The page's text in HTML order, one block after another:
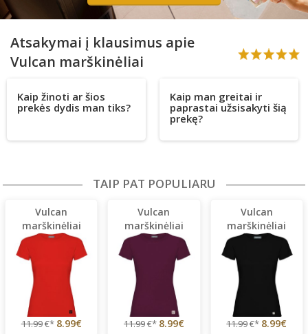
Atsakymai į klausimus apie
Vulcan marškinėliai
Kaip žinoti ar šios
prekės dydis man tiks?
Kaip man greitai ir
paprastai užsisakyti šią
prekę?
TAIP PAT POPULIARU
Vulcan
marškinėliai
11.99€* 8.99€
Vulcan
marškinėliai
11.99€* 8.99€
Vulcan
marškinėliai
11.99€* 8.99€